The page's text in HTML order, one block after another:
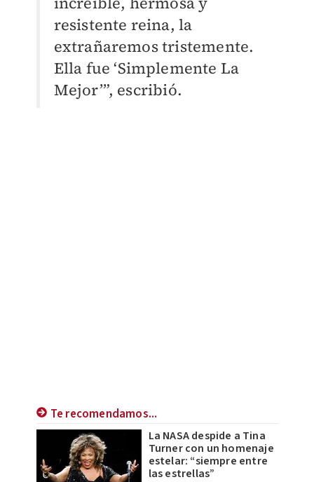
resistente reina, la
extrañaremos tristemente.
Ella fue ‘Simplemente La
Mejor’”, escribió.
Te recomendamos...
La NASA despide a Tina
Turner con un homenaje
estelar: “siempre entre
las estrellas”